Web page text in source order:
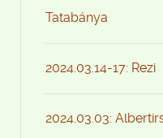
Tatabánya
2024.03.14-17: Rezi
2024.03.03: